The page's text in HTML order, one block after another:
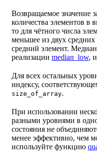
Возвращаемое значение
количества элементов в
то для чётного числа
меньшее из двух
средний элемент.
реализации median_low,
Для всех остальных
индексу,
size_of_array.
При использовании
разными уровнями в
состояния не
менее эффективно, чем
используйте функцию